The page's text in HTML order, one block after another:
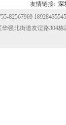
友情链接: 深
82567969
强北街道友谊路304